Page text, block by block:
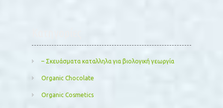
– Σκευάσματα καταλληλα για βιολογική γεωργία
Organic Chocolate
Organic Cosmetics